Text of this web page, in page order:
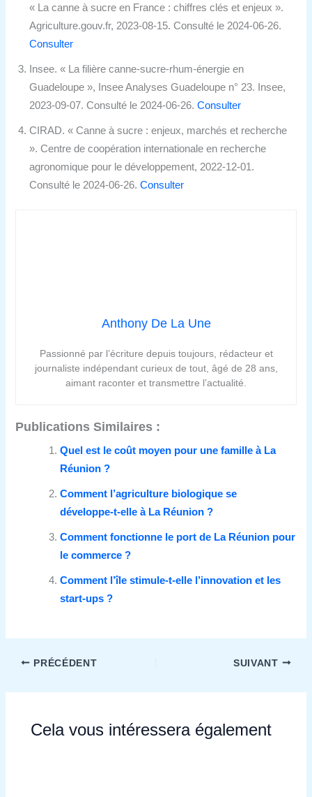
« La canne à sucre en France : chiffres clés et enjeux ».
Agriculture.gouv.fr, 2023-08-15. Consulté le 2024-06-26.
Consulter
Insee. « La filière canne-sucre-rhum-énergie en
Guadeloupe », Insee Analyses Guadeloupe n° 23. Insee,
2023-09-07. Consulté le 2024-06-26.Consulter
CIRAD. « Canne à sucre : enjeux, marchés et recherche
». Centre de coopération internationale en recherche
agronomique pour le développement, 2022-12-01.
Consulté le 2024-06-26.Consulter
Anthony De La Une
Passionné par l’écriture depuis toujours, rédacteur et
journaliste indépendant curieux de tout, âgé de 28 ans,
aimant raconter et transmettre l’actualité.
Publications Similaires :
Quel est le coût moyen pour une famille à La
Réunion ?
Comment l’agriculture biologique se
développe‑t‑elle à La Réunion ?
Comment fonctionne le port de La Réunion pour
le commerce ?
Comment l’île stimule‑t‑elle l’innovation et les
start‑ups ?
PRÉCÉDENT SUIVANT
Cela vous intéressera également